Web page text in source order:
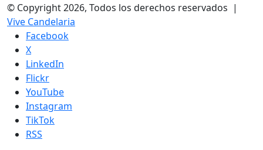
© Copyright 2026, Todos los derechos reservados |
Vive Candelaria
Facebook
X
LinkedIn
Flickr
YouTube
Instagram
TikTok
RSS